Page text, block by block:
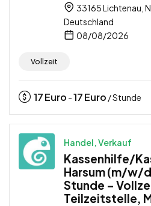
33165 Lichtenau,
Deutschland
08/08/2026
Vollzeit
17Euro -17Euro / Stunde
Handel, Verkauf
Kassenhilfe/
Harsum (m/w/
Stunde –
Teilzeitstelle,